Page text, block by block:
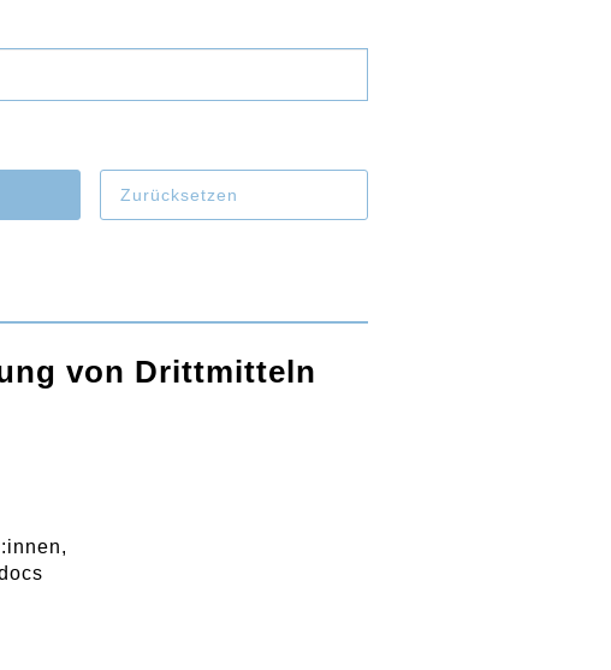
Zurücksetzen
von Drittmitteln